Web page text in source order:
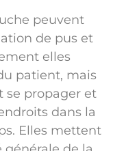
peuvent
de pus et
elles
patient, mais
se propager et
dans la
Elles mettent